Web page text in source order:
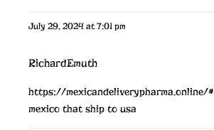
July 29, 2024 at 7:01 pm
RichardEmuth
https://mexicandeliverypharma.online/#
mexico that ship to usa